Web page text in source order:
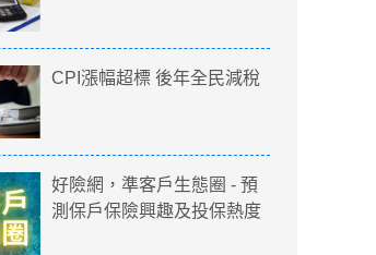
CPI漲幅超標 後年全民減稅
好險網，準客戶生態圈 - 預
測保戶保險興趣及投保熱度